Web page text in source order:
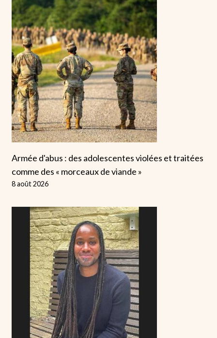
Armée d'abus : des adolescentes violées et traitées
comme des « morceaux de viande »
8 août 2026